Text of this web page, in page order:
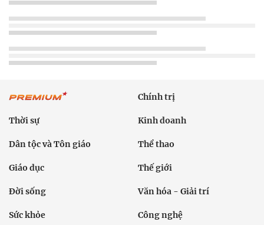
Chính trị
Thời sự Kinh doanh
Dân tộc và Tôn giáo Thể thao
Giáo dục Thế giới
Đời sống Văn hóa - Giải trí
Sức khỏe Công nghệ